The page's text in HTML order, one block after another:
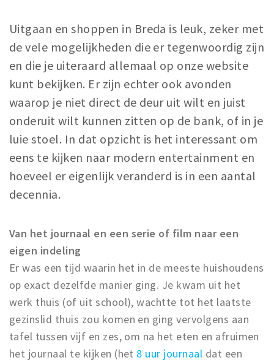
Parkeren
Bezienswaardigheden
Musea, theaters & podia
Uitjes & activiteiten
Toeristische routes
Natuurgebieden
Baroniepoorten
Sport
Inloggen
Uitgaan en shoppen in Breda is leuk, zeker met
de vele mogelijkheden die er tegenwoordig zijn
en die je uiteraard allemaal op onze website
kunt bekijken. Er zijn echter ook avonden
waarop je niet direct de deur uit wilt en juist
onderuit wilt kunnen zitten op de bank, of in je
luie stoel. In dat opzicht is het interessant om
eens te kijken naar modern entertainment en
hoeveel er eigenlijk veranderd is in een aantal
decennia.
Van het journaal en een serie of film naar een
eigen indeling
Er was een tijd waarin het in de meeste huishoudens
op exact dezelfde manier ging. Je kwam uit het
werk thuis (of uit school), wachtte tot het laatste
gezinslid thuis zou komen en ging vervolgens aan
tafel tussen vijf en zes, om na het eten en afruimen
het journaal te kijken (het 8 uur journaal dat een